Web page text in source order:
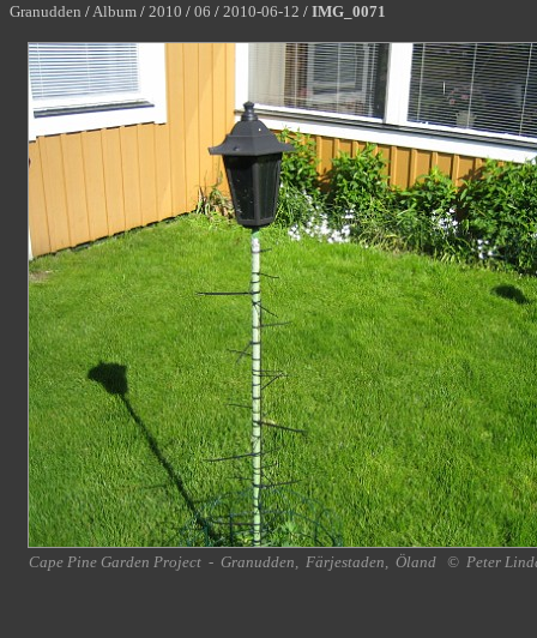
Granudden /Album / 2010 / 06 / 2010-06-12 / IMG_0071
Cape Pine Garden Project - Granudden, Färjestaden, Öland © Peter